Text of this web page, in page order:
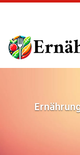
main
content